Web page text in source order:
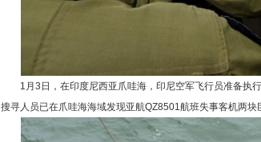
1月3日，在印度尼西亚爪哇海，印尼空军飞行员准备执行
搜寻人员已在爪哇海海域发现亚航QZ8501航班失事客机两块